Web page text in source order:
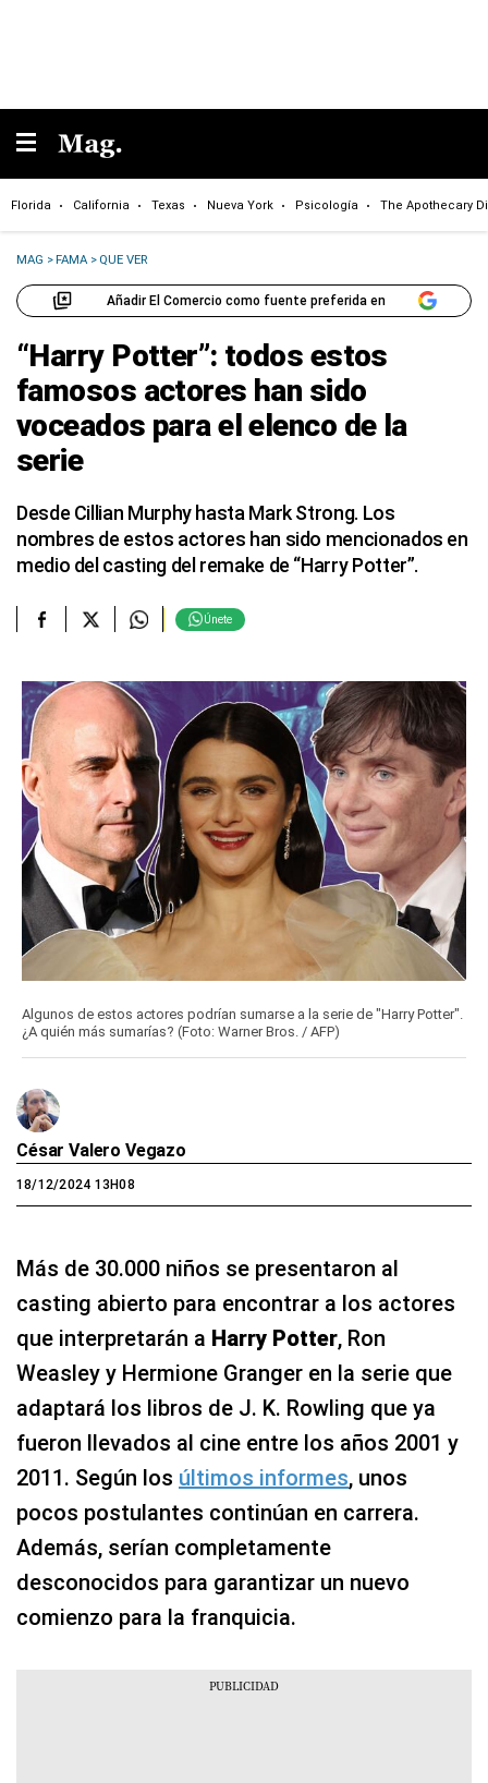
Florida California Texas Nueva York Psicología The Apothecary
MAG >FAMA > QUE VER
Añadir El Comercio como fuente preferida en
“Harry Potter”: todos estos
famosos actores han sido
voceados para el elenco de la
serie
Desde Cillian Murphy hasta Mark Strong. Los
nombres de estos actores han sido mencionados en
medio del casting del remake de “Harry Potter”.
Únete
Algunos de estos actores podrían sumarse a la serie de "Harry Potter".
¿A quién más sumarías? (Foto: Warner Bros. / AFP)
César Valero Vegazo
18/12/2024 13H08
Más de 30.000 niños se presentaron al
casting abierto para encontrar a los actores
que interpretarán a Harry Potter, Ron
Weasley y Hermione Granger en la serie que
adaptará los libros de J. K. Rowling que ya
fueron llevados al cine entre los años 2001 y
2011. Según los últimos informes, unos
pocos postulantes continúan en carrera.
Además, serían completamente
desconocidos para garantizar un nuevo
comienzo para la franquicia.